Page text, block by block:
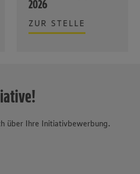
2026
ZUR STELLE
über Ihre Initiativbewerbung.